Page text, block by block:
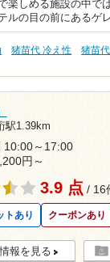
楽しめる施設の中で
ルの目の前にある
猪苗代 冷え性 猪苗
駅1.39km
10:00～17:00
円～
3.9 点 / 16
トあり クーポンあり
報を見る